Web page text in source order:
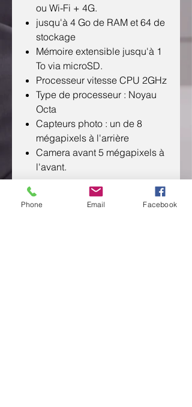
ou Wi-Fi + 4G.
jusqu'à 4 Go de RAM et 64 de
stockage
Mémoire extensible jusqu'à 1
To via microSD.
Processeur vitesse CPU 2GHz
Type de processeur : Noyau
Octa
Capteurs photo : un de 8
mégapixels à l'arrière
Camera avant 5 mégapixels à
l'avant.
Phone Email Facebook